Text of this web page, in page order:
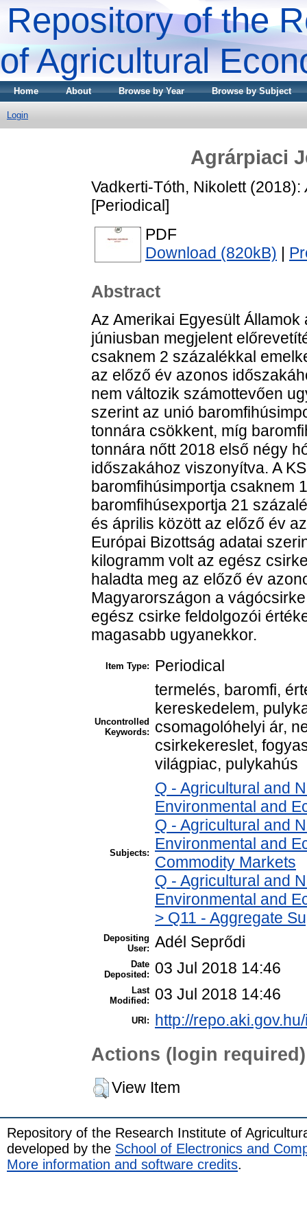
Repository of the
of Agricultural
Home About Browse by Year Browse by Subject
Login
Agrárpiaci
Vadkerti-Tóth, Nikolett(2018):
[Periodical]
PDF
Download (820kB)
Abstract
Az Amerikai Egyesült
júniusban megjelent
csaknem 2 százalékkal
az előző év azonos
nem változik számottevően
szerint az unió
tonnára csökkent, míg
tonnára nőtt 2018 első négy
időszakához viszonyítva. A
baromfihúsimportja csaknem
baromfihúsexportja 21
és április között az előző év
Európai Bizottság adatai
kilogramm volt az egész
haladta meg az előző év
Magyarországon a
egész csirke feldolgozói
magasabb ugyanekkor.
Item Type: Periodical
Uncontrolled
Keywords:
termelés, baromfi,
kereskedelem,
csomagolóhelyi ár,
csirkekereslet,
világpiac, pulykahús
Subjects:
Q - Agricultural and
Environmental and
Q - Agricultural and
Environmental and
Commodity Markets
Q - Agricultural and
Environmental and
> Q11 - Aggregate
Depositing
User: Adél Seprődi
Date
Deposited:
03 Jul 2018 14:46
Last
Modified:
03 Jul 2018 14:46
URI: http://
Actions (login required)
View Item
Repository of the Research Institute of
developed by the School of Electronics and
More information and software credits.